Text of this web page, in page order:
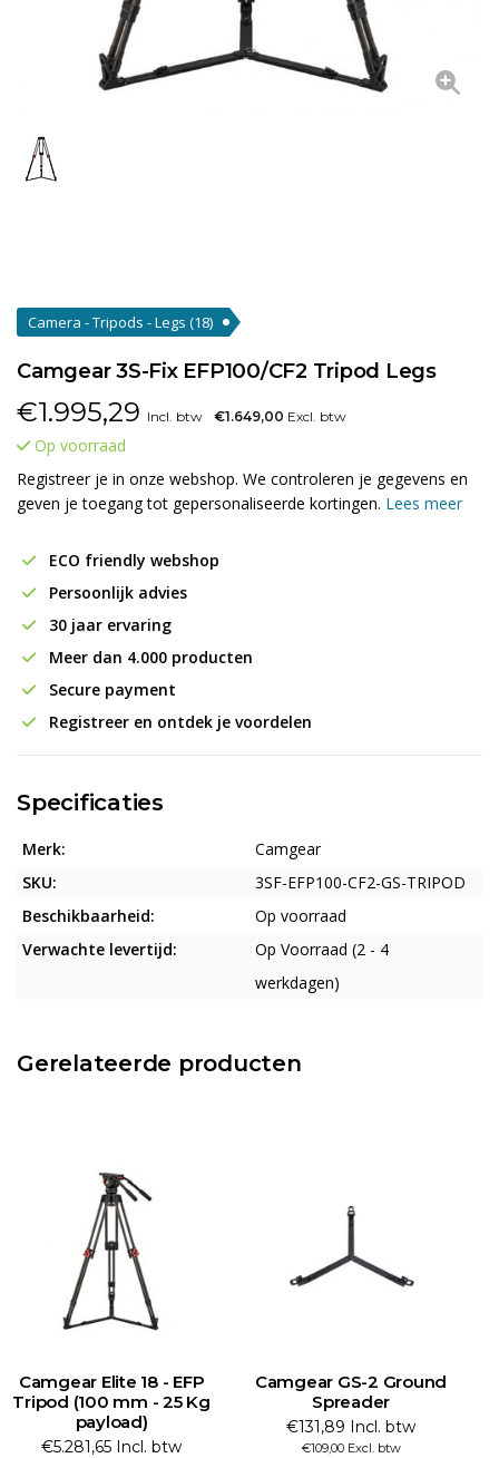
Camera - Tripods - Legs (18)
Camgear 3S-Fix EFP100/CF2 Tripod Legs
€1.995,29 Incl. btw €1.649,00 Excl. btw
Op voorraad
Registreer je in onze webshop. We controleren je gegevens en
geven je toegang tot gepersonaliseerde kortingen. Lees meer
ECO friendly webshop
Persoonlijk advies
30 jaar ervaring
Meer dan 4.000 producten
Secure payment
Registreer en ontdek je voordelen
Specificaties
Merk:
Camgear
SKU:
3SF-EFP100-CF2-GS-TRIPOD
Beschikbaarheid:
Op voorraad
Verwachte levertijd:
Op Voorraad (2 - 4
werkdagen)
Gerelateerde producten
Camgear Elite 18 - EFP
Tripod (100 mm - 25 Kg
payload)
€5.281,65 Incl. btw
Camgear GS-2 Ground
Spreader
€131,89 Incl. btw
€109,00 Excl. btw